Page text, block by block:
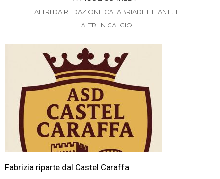
ALTRI DA REDAZIONE CALABRIADILETTANTI.IT
ALTRI IN CALCIO
Fabrizia riparte dal Castel Caraffa